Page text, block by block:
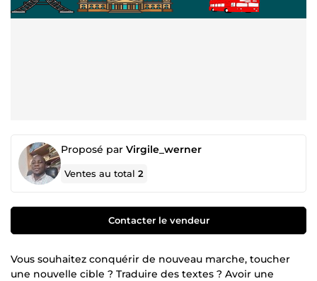
Proposé par Virgile_werner
Ventes au total2
Contacter le vendeur
Vous souhaitez conquérir de nouveau marche, toucher
une nouvelle cible ? Traduire des textes ? Avoir une